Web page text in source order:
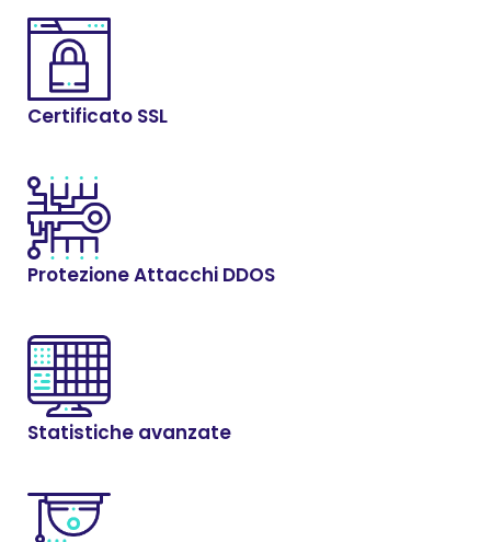
Certificato SSL
Protezione Attacchi DDOS
Statistiche avanzate